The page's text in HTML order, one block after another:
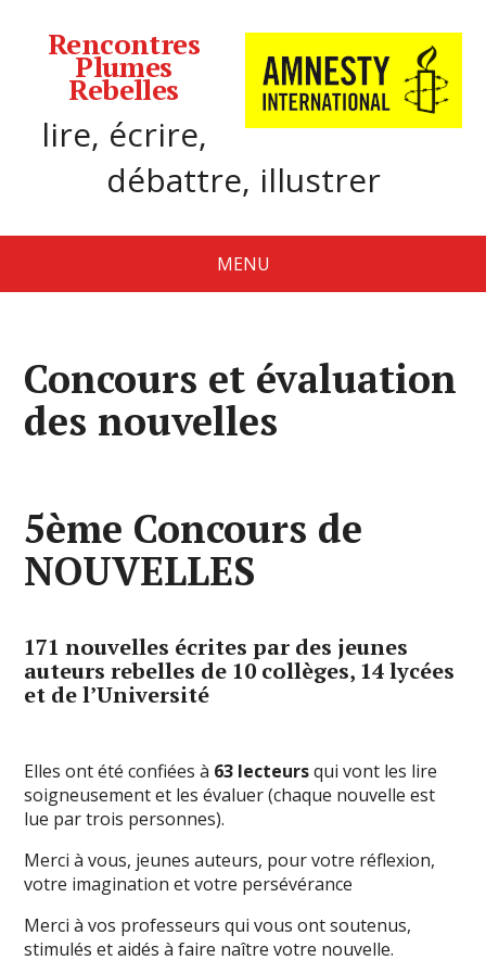
Rencontres
Plumes
Rebelles
lire, écrire,
débattre, illustrer
MENU
Concours et évaluation
des nouvelles
5ème Concours de
NOUVELLES
171 nouvelles écrites par des jeunes
auteurs rebelles de 10 collèges, 14 lycées
et de l’Université
Elles ont été confiées à 63 lecteursqui vont les lire
soigneusement et les évaluer (chaque nouvelle est
lue par trois personnes).
Merci à vous, jeunes auteurs, pour votre réflexion,
votre imagination et votre persévérance
Merci à vos professeurs qui vous ont soutenus,
stimulés et aidés à faire naître votre nouvelle.